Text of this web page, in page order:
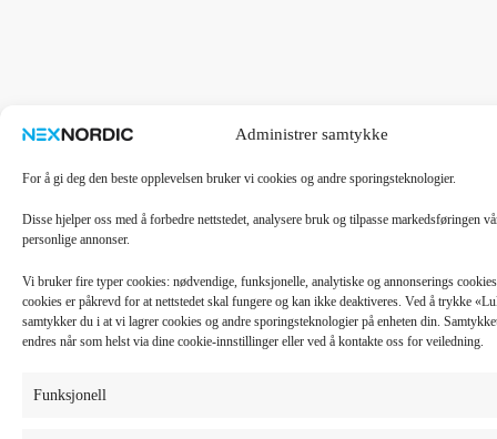
Administrer samtykke
For å gi deg den beste opplevelsen bruker vi cookies og andre sporingsteknologier.
Disse hjelper oss med å forbedre nettstedet, analysere bruk og tilpasse markedsføringen
personlige annonser.
Vi bruker fire typer cookies: nødvendige, funksjonelle, analytiske og annonserings
cookies er påkrevd for at nettstedet skal fungere og kan ikke deaktiveres. Ved å trykke
samtykker du i at vi lagrer cookies og andre sporingsteknologier på enheten din.
endres når som helst via dine cookie-innstillinger eller ved å kontakte oss for veiledning.
Funksjonell